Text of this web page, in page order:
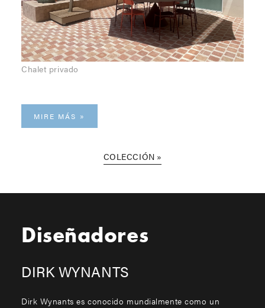
Chalet privado
MIRE MÁS
COLECCIÓN
Diseñadores
DIRK WYNANTS
Dirk Wynants es conocido mundialmente como un